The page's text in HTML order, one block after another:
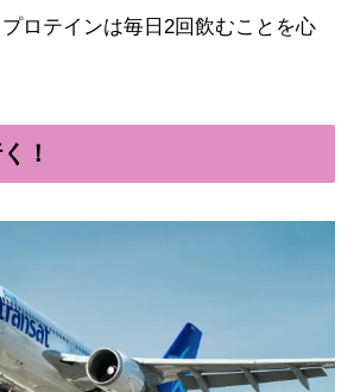
ロテインは毎日2回飲むことを心
！